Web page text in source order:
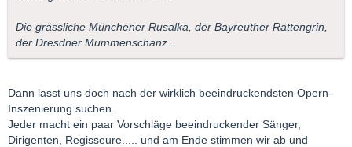
Die grässliche Münchener Rusalka, der Bayreuther Rattengrin,
der Dresdner Mummenschanz...
Dann lasst uns doch nach der wirklich beeindruckendsten Opern-
Inszenierung suchen.
Jeder macht ein paar Vorschläge beeindruckender Sänger,
Dirigenten, Regisseure..... und am Ende stimmen wir ab und